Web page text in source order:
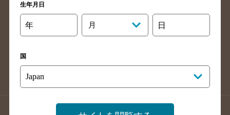
高知県のバー検索
福岡県のバー検索
長崎県のバー検索
佐賀県のバー検索
生年月日
年 月 日
国